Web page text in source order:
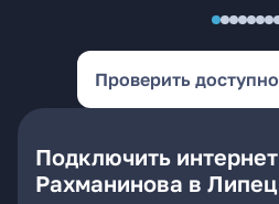
Проверить
Подключить
Рахманинова в